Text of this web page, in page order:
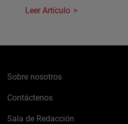
Leer Artículo
Sobre nosotros
Contáctenos
Sala de Redacción